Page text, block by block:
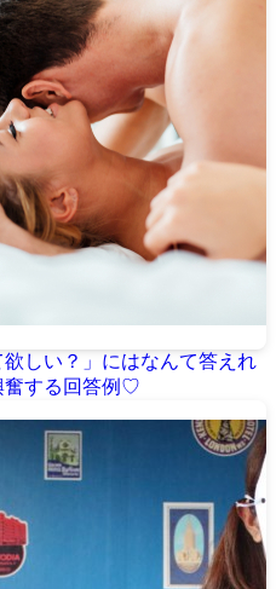
しい？」にはなんて答えれ
奮する回答例♡